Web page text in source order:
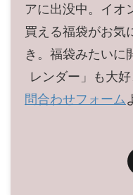
アに出没中。イオ
買える福袋がお気
き。福袋みたいに
レンダー」も大
問合わせフォーム